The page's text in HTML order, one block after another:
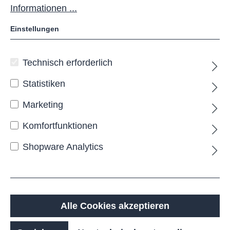
RIO BRAVO Fahrradgarage
Fahrradgarage mit rechtsseitig angeschlagener
und privaten Raum. Gefertigt aus verzinktem Stahl
und einseitig pulverbeschichtet in einer RAL-Farbe
Informationen ...
Einstellungen
Technisch erforderlich
Statistiken
Marketing
Komfortfunktionen
Shopware Analytics
Alle Cookies akzeptieren